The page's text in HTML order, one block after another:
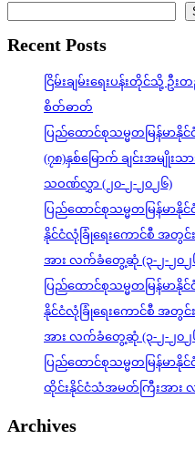
Recent Posts
ငြိမ်းချမ်းရေးပန်းတိုင်သို့
စိတ်ဓာတ်
ပြည်ထောင်စုသမ္မတမြန်မာ
(၇၈)နှစ်မြောက် ချင်းအမျိုး
သဝဏ်လွှာ (၂၀-၂-၂၀၂၆)
ပြည်ထောင်စုသမ္မတမြန်မာနို
နိုင်ငံလုံခြုံရေးကောင်စီ အတွ
အား လက်ခံတွေ့ဆုံ (၃-၂-၂၀၂
ပြည်ထောင်စုသမ္မတမြန်မာနို
နိုင်ငံလုံခြုံရေးကောင်စီ အတွ
အား လက်ခံတွေ့ဆုံ (၃-၂-၂၀၂
ပြည်ထောင်စုသမ္မတမြန်မာနို
ထိုင်းနိုင်ငံသံအမတ်ကြီးအား
Archives